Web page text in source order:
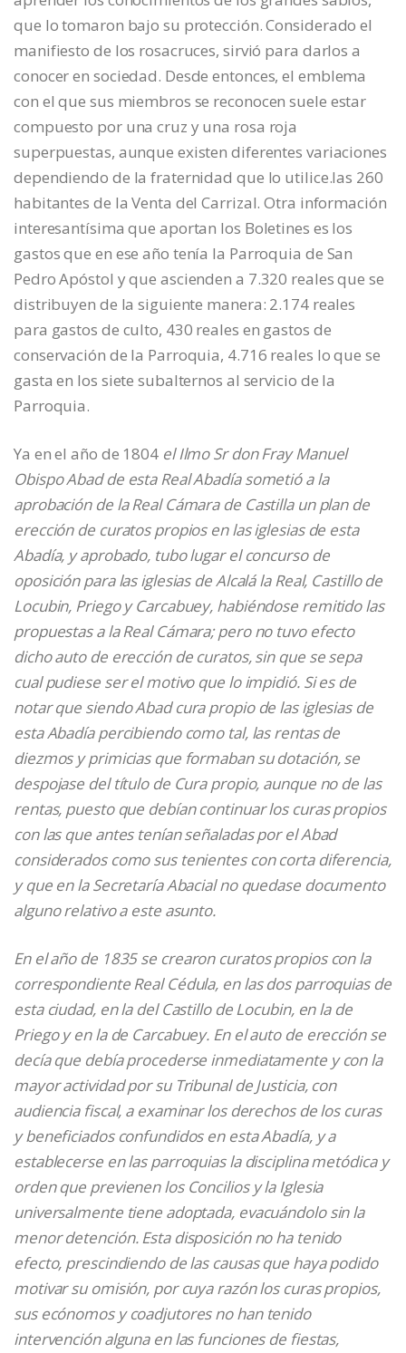
que lo tomaron bajo su protección. Considerado el
manifiesto de los rosacruces, sirvió para darlos a
conocer en sociedad. Desde entonces, el emblema
con el que sus miembros se reconocen suele estar
compuesto por una cruz y una rosa roja
superpuestas, aunque existen diferentes variaciones
dependiendo de la fraternidad que lo utilice.las 260
habitantes de la Venta del Carrizal. Otra información
interesantísima que aportan los Boletines es los
gastos que en ese año tenía la Parroquia de San
Pedro Apóstol y que ascienden a 7.320 reales que se
distribuyen de la siguiente manera: 2.174 reales
para gastos de culto, 430 reales en gastos de
conservación de la Parroquia, 4.716 reales lo que se
gasta en los siete subalternos al servicio de la
Parroquia.
Ya en el año de 1804 el Ilmo Sr don Fray Manuel
Obispo Abad de esta Real Abadía sometió a la
aprobación de la Real Cámara de Castilla un plan de
erección de curatos propios en las iglesias de esta
Abadía, y aprobado, tubo lugar el concurso de
oposición para las iglesias de Alcalá la Real, Castillo de
Locubin, Priego y Carcabuey, habiéndose remitido las
propuestas a la Real Cámara; pero no tuvo efecto
dicho auto de erección de curatos, sin que se sepa
cual pudiese ser el motivo que lo impidió. Si es de
notar que siendo Abad cura propio de las iglesias de
esta Abadía percibiendo como tal, las rentas de
diezmos y primicias que formaban su dotación, se
despojase del título de Cura propio, aunque no de las
rentas, puesto que debían continuar los curas propios
con las que antes tenían señaladas por el Abad
considerados como sus tenientes con corta diferencia,
y que en la Secretaría Abacial no quedase documento
alguno relativo a este asunto.
En el año de 1835se crearon curatos propios con la
correspondiente Real Cédula, en las dos parroquias de
esta ciudad, en la del Castillo de Locubin, en la de
Priego y en la de Carcabuey. En el auto de erección se
decía que debía procederse inmediatamente y con la
mayor actividad por su Tribunal de Justicia, con
audiencia fiscal, a examinar los derechos de los curas
y beneficiados confundidos en esta Abadía, y a
establecerse en las parroquias la disciplina metódica y
orden que previenen los Concilios y la Iglesia
universalmente tiene adoptada, evacuándolo sin la
menor detención. Esta disposición no ha tenido
efecto, prescindiendo de las causas que haya podido
motivar su omisión, por cuya razón los curas propios,
sus ecónomos y coadjutores no han tenido
intervención alguna en las funciones de fiestas,